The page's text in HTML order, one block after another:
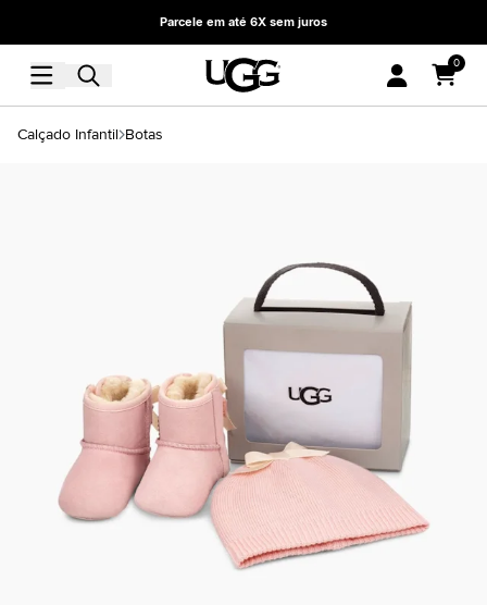
Parcele em até 6X sem juros
0
Calçado Infantil Botas